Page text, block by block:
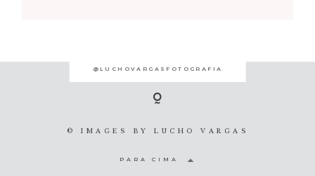
@LUCHOVARGASFOTOGRAFIA
© IMAGES BY LUCHO VARGAS
PARA CIMA